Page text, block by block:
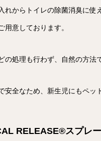
れからトイレの除菌消臭に使
用意しております。
の処理も行わず、自然の方法
安全なため、新生児にもペッ
RELEASE®︎スプレ